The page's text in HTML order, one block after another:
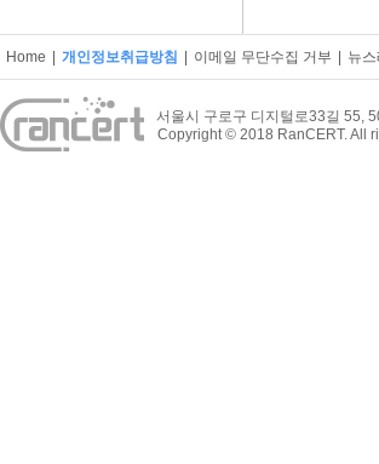
Home 개인정보취급방침 이메일 무단수집 거부 뉴스
서울시 구로구 디지털로33길 55,
Copyright © 2018 RanCERT. All